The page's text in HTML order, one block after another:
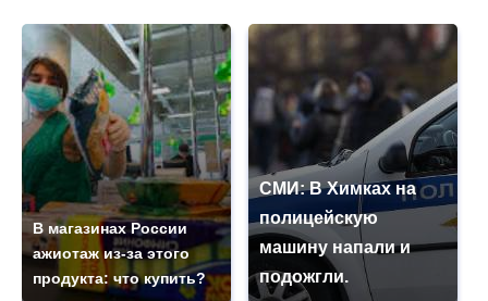
В магазинах России
ажиотаж из-за этого
продукта: что купить?
СМИ: В Химках на
полицейскую
машину напали и
подожгли.